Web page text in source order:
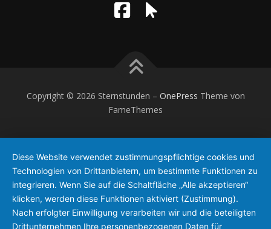
Copyright © 2026 Sternstunden – OnePress Theme von
FameThemes
Diese Website verwendet zustimmungspflichtige cookies und
Technologien von Drittanbietern, um bestimmte Funktionen zu
integrieren. Wenn Sie auf die Schaltfläche „Alle akzeptieren“
klicken, werden diese Funktionen aktiviert (Zustimmung).
Nach erfolgter Einwilligung verarbeiten wir und die beteiligten
Drittunternehmen Ihre personenbezogenen Daten für